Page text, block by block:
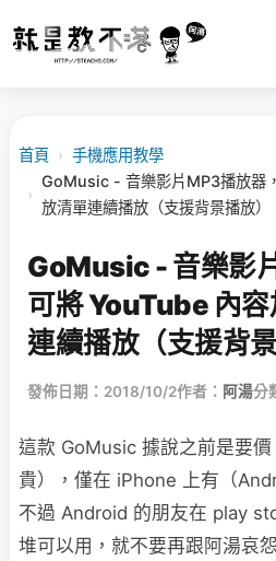
首頁 › 手機應用教學
›
GoMusic - 音樂影片MP3播放器
放清單連續播放（支援背景播放）
GoMusic - 音樂影
可將 YouTube 內
連續播放（支援背景
發佈日期：2018/10/2作者： 阿湯分
這款 GoMusic 據說之前是要
貴），僅在 iPhone 上有（
不過 Android 的朋友在 play
堆可以用，就不要再跟阿湯哀